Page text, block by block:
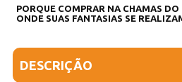
PORQUE COMPRAR NA CHAMAS DO
ONDE SUAS FANTASIAS SE
DESCRIÇÃO